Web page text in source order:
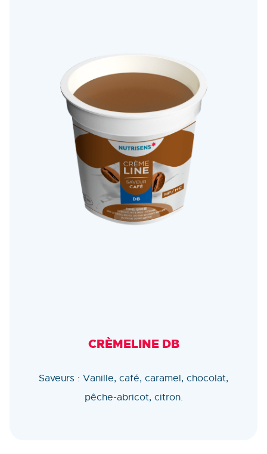
CRÈMELINE DB
Saveurs : Vanille, café, caramel, chocolat,
pêche-abricot, citron.